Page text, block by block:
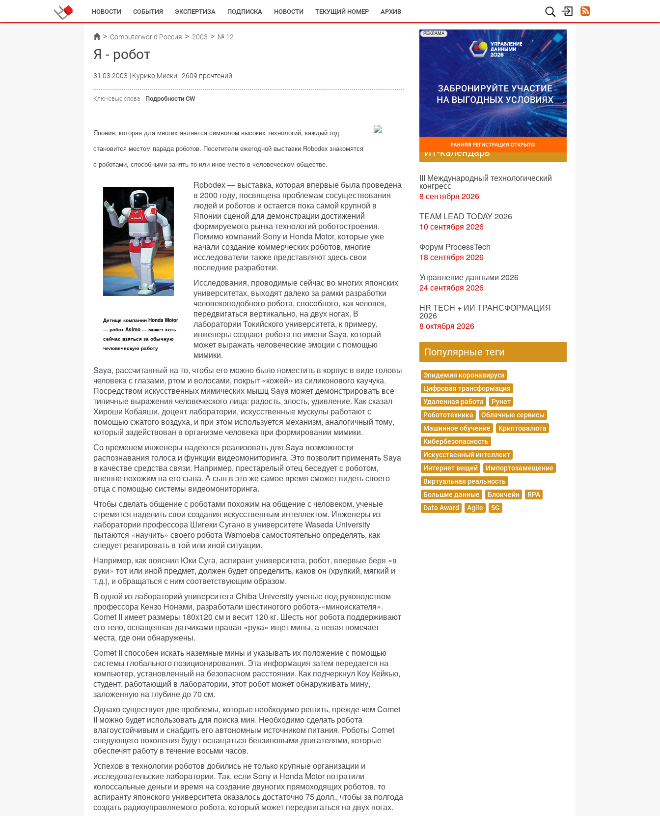
НОВОСТИ СОБЫТИЯ ЭКСПЕРТИЗА ПОДПИСКА НОВОСТИ ТЕКУЩИЙ НОМЕР АРХИВ
Computerworld Россия 2003 № 12
Я - робот
31.03.2003 Курико Миеки 2609 прочтений
Ключевые слова : Подробности CW
Япония, которая для многих является символом высоких технологий, каждый год
становится местом парада роботов. Посетители ежегодной выставки Robodex знакомятся
с роботами, способными занять то или иное место в человеческом обществе.
Детище компании Honda Motor
— робот Asimo — может хоть
сейчас взяться за обычную
человеческую работу
Robodex — выставка, которая впервые была проведена
в 2000 году, посвящена проблемам сосуществования
людей и роботов и остается пока самой крупной в
Японии сценой для демонстрации достижений
формируемого рынка технологий роботостроения.
Помимо компаний Sony и Honda Motor, которые уже
начали создание коммерческих роботов, многие
исследователи также представляют здесь свои
последние разработки.
Исследования, проводимые сейчас во многих японских
университетах, выходят далеко за рамки разработки
человекоподобного робота, способного, как человек,
передвигаться вертикально, на двух ногах. В
лаборатории Токийского университета, к примеру,
инженеры создают робота по имени Saya, который
может выражать человеческие эмоции с помощью
мимики.
Saya, рассчитанный на то, чтобы его можно было поместить в корпус в виде головы
человека с глазами, ртом и волосами, покрыт «кожей» из силиконового каучука.
Посредством искусственных мимических мышц Saya может демонстрировать все
типичные выражения человеческого лица: радость, злость, удивление. Как сказал
Хироши Кобаяши, доцент лаборатории, искусственные мускулы работают с
помощью сжатого воздуха, и при этом используется механизм, аналогичный тому,
который задействован в организме человека при формировании мимики.
Со временем инженеры надеются реализовать для Saya возможности
распознавания голоса и функции видеомониторинга. Это позволит применять Saya
в качестве средства связи. Например, престарелый отец беседует с роботом,
внешне похожим на его сына. А сын в это же самое время сможет видеть своего
отца с помощью системы видеомониторинга.
Чтобы сделать общение с роботами похожим на общение с человеком, ученые
стремятся наделить свои создания искусственным интеллектом. Инженеры из
лаборатории профессора Шигеки Сугано в университете Waseda University
пытаются «научить» своего робота Wamoeba самостоятельно определять, как
следует реагировать в той или иной ситуации.
Например, как пояснил Юки Суга, аспирант университета, робот, впервые беря «в
руки» тот или иной предмет, должен будет определить, каков он (хрупкий, мягкий и
т.д.), и обращаться с ним соответствующим образом.
В одной из лабораторий университета Chiba University ученые под руководством
профессора Кензо Нонами, разработали шестиногого робота-«миноискателя».
Comet II имеет размеры 180x120 см и весит 120 кг. Шесть ног робота поддерживают
его тело, оснащенная датчиками правая «рука» ищет мины, а левая помечает
места, где они обнаружены.
Comet II способен искать наземные мины и указывать их положение с помощью
системы глобального позиционирования. Эта информация затем передается на
компьютер, установленный на безопасном расстоянии. Как подчеркнул Коу Кейкью,
студент, работающий в лаборатории, этот робот может обнаруживать мину,
заложенную на глубине до 70 см.
Однако существует две проблемы, которые необходимо решить, прежде чем Comet
II можно будет использовать для поиска мин. Необходимо сделать робота
влагоустойчивым и снабдить его автономным источником питания. Роботы Comet
следующего поколения будут оснащаться бензиновыми двигателями, которые
обеспечят работу в течение восьми часов.
Успехов в технологии роботов добились не только крупные организации и
исследовательские лаборатории. Так, если Sony и Honda Motor потратили
колоссальные деньги и время на создание двуногих прямоходящих роботов, то
аспиранту японского университета оказалось достаточно 75 долл., чтобы за полгода
создать радиоуправляемого робота, который может передвигаться на двух ногах.
РЕКЛАМА
ИТ-календарь
III Международный технологический
конгресс
8 сентября 2026
TEAM LEAD TODAY 2026
10 сентября 2026
Форум ProcessTech
18 сентября 2026
Управление данными 2026
24 сентября 2026
HR TECH + ИИ ТРАНСФОРМАЦИЯ
2026
8 октября 2026
Популярные теги
Эпидемия коронавируса
Цифровая трансформация
Удаленная работа
Рунет
Робототехника
Облачные сервисы
Машинное обучение
Криптовалюта
Кибербезопасность
Искусственный интеллект
Интернет вещей
Импортозамещение
Виртуальная реальность
Большие данные
Блокчейн
RPA
Data Award
Agile 5G